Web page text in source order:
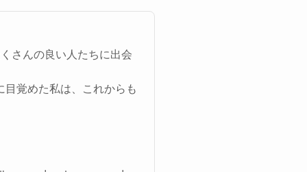
さんの良い人たちに出会
覚めた私は、これからも